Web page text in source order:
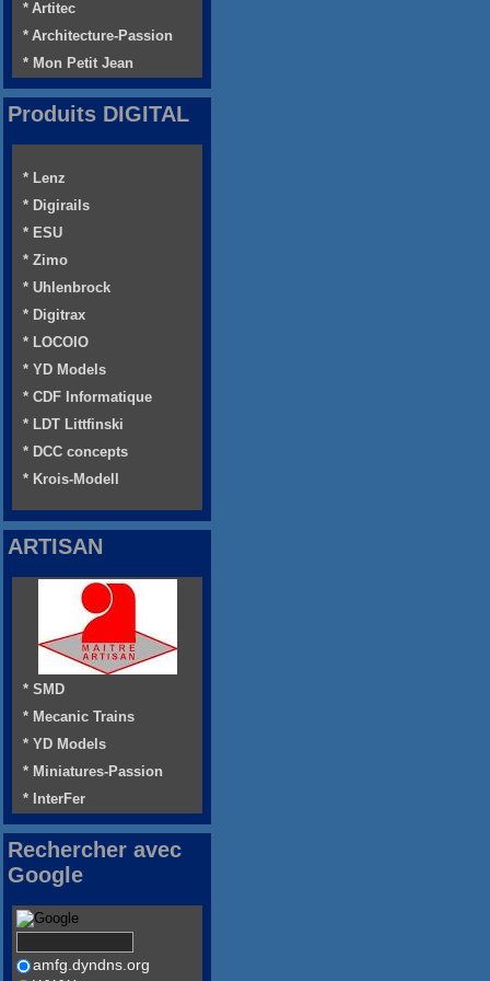
* Artitec
* Architecture-Passion
* Mon Petit Jean
Produits DIGITAL
* Lenz
* Digirails
* ESU
* Zimo
* Uhlenbrock
* Digitrax
* LOCOIO
* YD Models
* CDF Informatique
* LDT Littfinski
* DCC concepts
* Krois-Modell
ARTISAN
* SMD
* Mecanic Trains
* YD Models
* Miniatures-Passion
* InterFer
Rechercher avec
Google
amfg.dyndns.org